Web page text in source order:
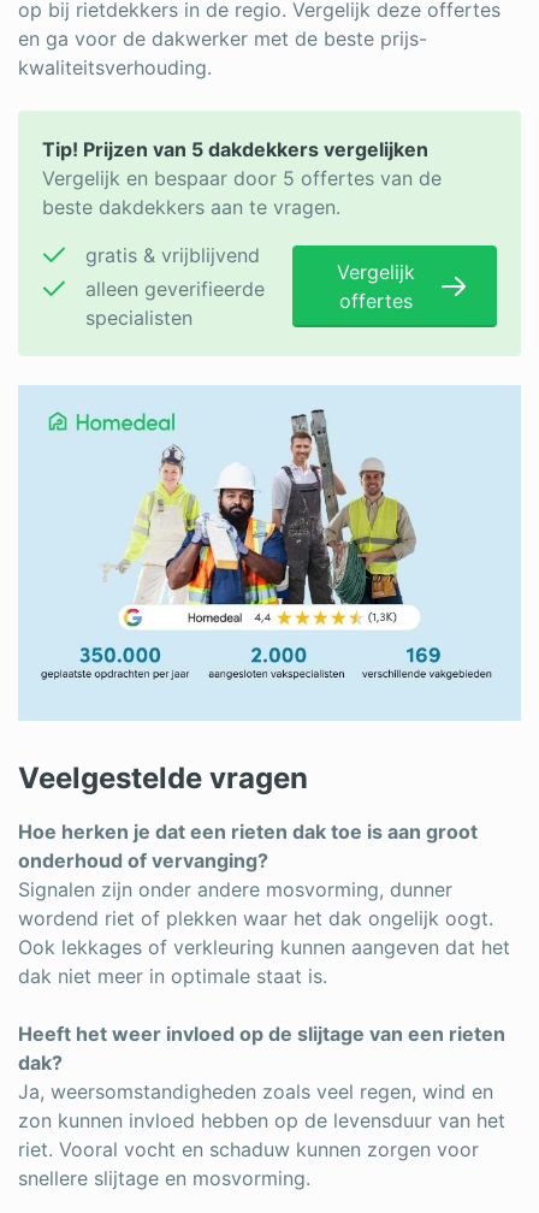
op bij rietdekkers in de regio. Vergelijk deze offertes
en ga voor de dakwerker met de beste prijs-
kwaliteitsverhouding.
Tip! Prijzen van 5 dakdekkers vergelijken
Vergelijk en bespaar door 5 offertes van de
beste dakdekkers aan te vragen.
gratis & vrijblijvend
alleen geverifieerde
specialisten
Vergelijk
offertes
Veelgestelde vragen
Hoe herken je dat een rieten dak toe is aan groot
onderhoud of vervanging?
Signalen zijn onder andere mosvorming, dunner
wordend riet of plekken waar het dak ongelijk oogt.
Ook lekkages of verkleuring kunnen aangeven dat het
dak niet meer in optimale staat is.
Heeft het weer invloed op de slijtage van een rieten
dak?
Ja, weersomstandigheden zoals veel regen, wind en
zon kunnen invloed hebben op de levensduur van het
riet. Vooral vocht en schaduw kunnen zorgen voor
snellere slijtage en mosvorming.